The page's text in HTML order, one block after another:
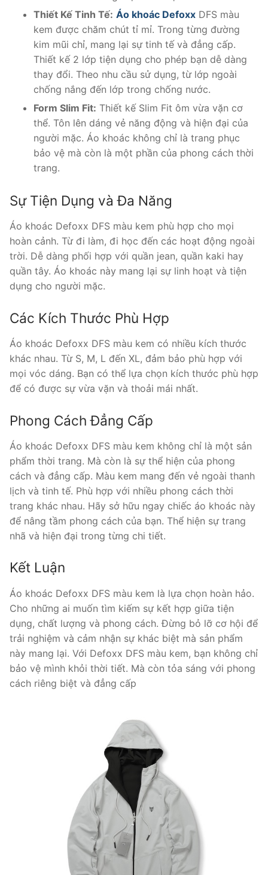
Thiết Kế Tinh Tế: Áo khoác Defoxx DFS màu
kem được chăm chút tỉ mỉ. Trong từng đường
kim mũi chỉ, mang lại sự tinh tế và đẳng cấp.
Thiết kế 2 lớp tiện dụng cho phép bạn dễ dàng
thay đổi. Theo nhu cầu sử dụng, từ lớp ngoài
chống nắng đến lớp trong chống nước.
Form Slim Fit: Thiết kế Slim Fit ôm vừa vặn cơ
thể. Tôn lên dáng vẻ năng động và hiện đại của
người mặc. Áo khoác không chỉ là trang phục
bảo vệ mà còn là một phần của phong cách thời
trang.
Sự Tiện Dụng và Đa Năng
Áo khoác Defoxx DFS màu kem phù hợp cho mọi
hoàn cảnh. Từ đi làm, đi học đến các hoạt động ngoài
trời. Dễ dàng phối hợp với quần jean, quần kaki hay
quần tây. Áo khoác này mang lại sự linh hoạt và tiện
dụng cho người mặc.
Các Kích Thước Phù Hợp
Áo khoác Defoxx DFS màu kem có nhiều kích thước
khác nhau. Từ S, M, L đến XL, đảm bảo phù hợp với
mọi vóc dáng. Bạn có thể lựa chọn kích thước phù hợp
để có được sự vừa vặn và thoải mái nhất.
Phong Cách Đẳng Cấp
Áo khoác Defoxx DFS màu kem không chỉ là một sản
phẩm thời trang. Mà còn là sự thể hiện của phong
cách và đẳng cấp. Màu kem mang đến vẻ ngoài thanh
lịch và tinh tế. Phù hợp với nhiều phong cách thời
trang khác nhau. Hãy sở hữu ngay chiếc áo khoác này
để nâng tầm phong cách của bạn. Thể hiện sự trang
nhã và hiện đại trong từng chi tiết.
Kết Luận
Áo khoác Defoxx DFS màu kem là lựa chọn hoàn hảo.
Cho những ai muốn tìm kiếm sự kết hợp giữa tiện
dụng, chất lượng và phong cách. Đừng bỏ lỡ cơ hội để
trải nghiệm và cảm nhận sự khác biệt mà sản phẩm
này mang lại. Với Defoxx DFS màu kem, bạn không chỉ
bảo vệ mình khỏi thời tiết. Mà còn tỏa sáng với phong
cách riêng biệt và đẳng cấp